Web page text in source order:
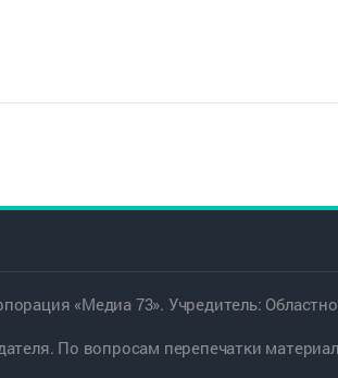
«Медиа 73». Учредитель:
По вопросам перепечатки